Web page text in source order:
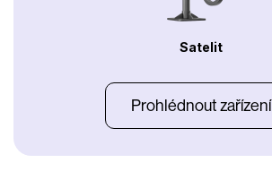
Satelit
Prohlédnout zařízení